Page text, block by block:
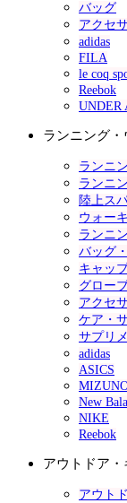
バッグ
アクセ
adidas
FILA
le coq
Reebok
UNDER
ランニング
ランニ
ランニ
陸上ス
ウォー
ランニ
バッグ
キャッ
グロー
アクセ
ケア・
サプリ
adidas
ASICS
New
NIKE
Reebok
アウトドア
アウト